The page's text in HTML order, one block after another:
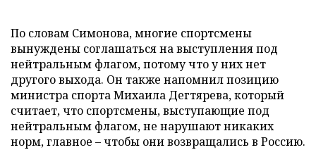
По словам Симонова, многие спортсмены
вынуждены соглашаться на выступления под
нейтральным флагом, потому что у них нет
другого выхода. Он также напомнил позицию
министра спорта Михаила Дегтярева, который
считает, что спортсмены, выступающие под
нейтральным флагом, не нарушают никаких
норм, главное – чтобы они возвращались в Россию.